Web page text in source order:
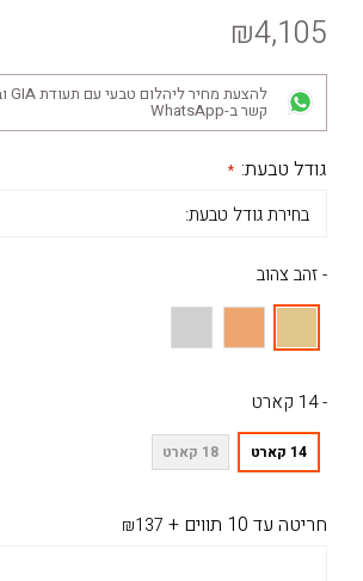
₪4,105
קשר ב-WhatsApp
גודל טבעת:
- זהב צהוב
- 14 קארט
14 קארט 18 קארט
חריטה עד 10 תווים +
₪137